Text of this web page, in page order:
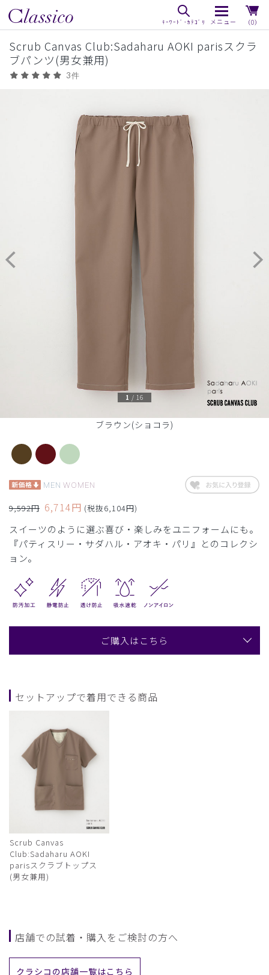
（0）
Scrub Canvas Club:Sadaharu AOKI parisスクラ
ブパンツ(男女兼用)
3件
ブラウン(ショコラ)
1 / 16
MEN WOMEN
9,592円 6,714円 (税抜6,104円)
スイーツのように選ぶ喜び・楽しみをユニフォームにも。
『パティスリー・サダハル・アオキ・パリ』とのコレクシ
ョン。
ご購入はこちら
セットアップで着用できる商品
Scrub Canvas
Club:Sadaharu AOKI
parisスクラブトップス
(男女兼用)
店舗での試着・購入をご検討の方へ
クラシコの店舗一覧はこちら